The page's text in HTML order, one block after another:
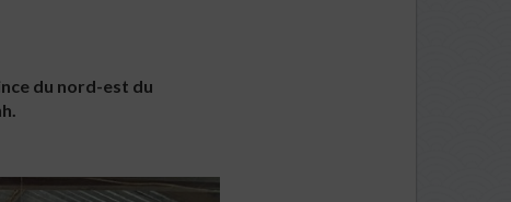
du nord-est du